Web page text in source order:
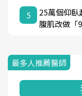
5
25萬個仰
腹肌改做「
最多人推薦醫師